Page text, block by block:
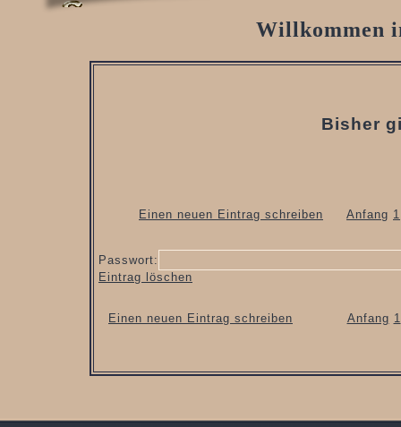
Willkommen
Bisher
Einen neuen Eintrag schreiben Anfang 1
Passwort:
Eintrag löschen
Einen neuen Eintrag schreiben Anfang 1